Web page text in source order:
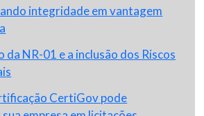
integridade em vantagem
da NR-01 e a inclusão dos Riscos
CertiGov pode